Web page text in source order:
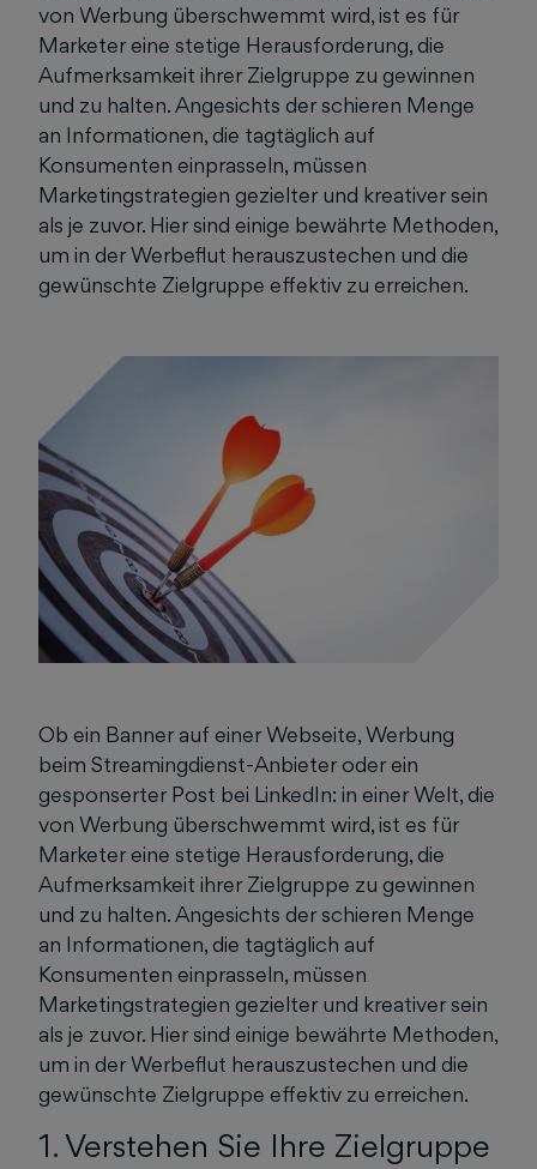
von Werbung überschwemmt wird, ist es für
Marketer eine stetige Herausforderung, die
Aufmerksamkeit ihrer Zielgruppe zu gewinnen
und zu halten. Angesichts der schieren Menge
an Informationen, die tagtäglich auf
Konsumenten einprasseln, müssen
Marketingstrategien gezielter und kreativer sein
als je zuvor. Hier sind einige bewährte Methoden,
um in der Werbeflut herauszustechen und die
gewünschte Zielgruppe effektiv zu erreichen.
Ob ein Banner auf einer Webseite, Werbung
beim Streamingdienst-Anbieter oder ein
gesponserter Post bei LinkedIn: in einer Welt, die
von Werbung überschwemmt wird, ist es für
Marketer eine stetige Herausforderung, die
Aufmerksamkeit ihrer Zielgruppe zu gewinnen
und zu halten. Angesichts der schieren Menge
an Informationen, die tagtäglich auf
Konsumenten einprasseln, müssen
Marketingstrategien gezielter und kreativer sein
als je zuvor. Hier sind einige bewährte Methoden,
um in der Werbeflut herauszustechen und die
gewünschte Zielgruppe effektiv zu erreichen.
1. Verstehen Sie Ihre Zielgruppe